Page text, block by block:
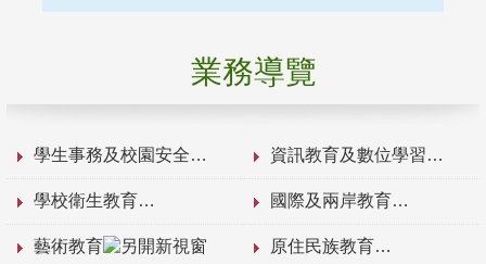
業務導覽
學生事務及校園安全 資訊教育及數位學習
學校衛生教育 國際及兩岸教育
藝術教育 原住民族教育